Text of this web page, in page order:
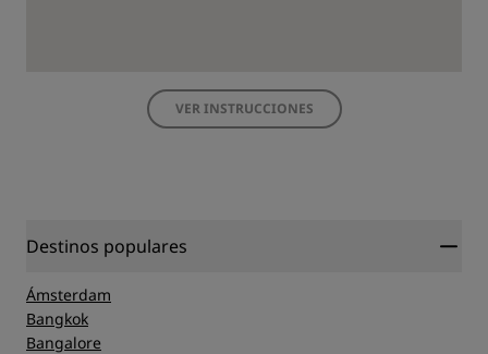
VER INSTRUCCIONES
Destinos populares
Ámsterdam
Bangkok
Bangalore